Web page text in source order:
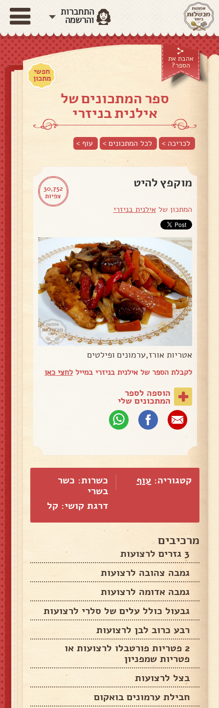
התחברות
והרשמה
אהבת את
הספר?
חפשי
מתכון
ספר המתכונים של
אילנית בניזרי
לכריכה > לכל המתכונים > עוף >
30,752
צפיות
מוקפץ להיט
המתכון של אילנית בניזרי
אטריות אורז,ערמונים ופילטים
לקבלת הספר של אילנית בניזרי במייללחצי כאן
הוספה לספר
המתכונים שלי
קטגוריה:עוף
כשרות: כשר
בשרי
דרגת קושי: קל
מרכיבים
3 גזרים לרצועות
גמבה צהובה לרצועות
גמבה אדומה לרצועות
גבעול כולל עלים של סלרי לרצועות
רבע כרוב לבן לרצועות
2 פטריות פורטבלו לרצועות או
פטריות שמפניון
בצל לרצועות
חבילת ערמונים בואקום